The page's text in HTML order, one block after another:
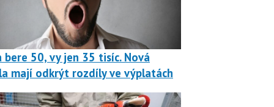
bere 50, vy jen 35 tisíc. Nová
mají odkrýt rozdíly ve výplatách